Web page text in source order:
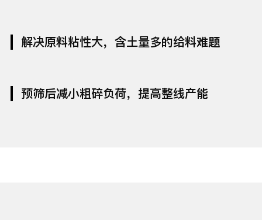
解决原料粘性大，含土量多的给料难题
预筛后减小粗碎负荷，提高整线产能